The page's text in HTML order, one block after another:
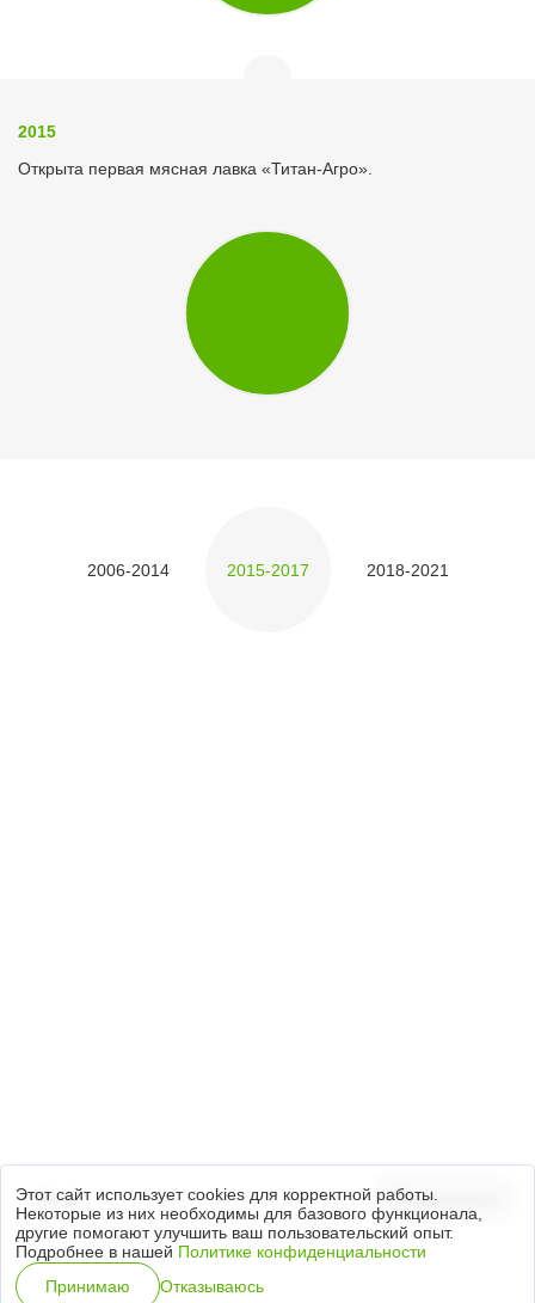
2015
Открыта первая мясная лавка «Титан-Агро».
2006-2014 2015-2017 2018-2021
Подписаться
Специальная оценка условий труда
Политика персональных данных
Этот сайт использует cookies для корректной работы.
Некоторые из них необходимы для базового функционала,
другие помогают улучшить ваш пользовательский опыт.
Подробнее в нашей Политике конфиденциальности
Принимаю
Отказываюсь